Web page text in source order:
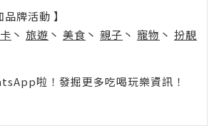
牌活動 】
丶 旅遊 丶 美食 丶 親子 丶 寵物 丶 扮靚
啦！發掘更多吃喝玩樂資訊！